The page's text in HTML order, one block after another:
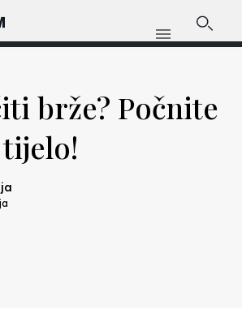
brže? Počnite